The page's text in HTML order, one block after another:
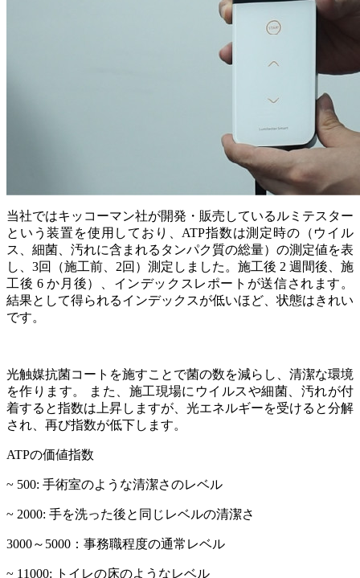
当社ではキッコーマン社が開発・販売しているルミテスター
という装置を使用しており、ATP指数は測定時の（ウイル
ス、細菌、汚れに含まれるタンパク質の総量）の測定値を表
し、3回（施工前、2回）測定しました。施工後 2 週間後、施
工後 6 か月後）、インデックスレポートが送信されます。
結果として得られるインデックスが低いほど、状態はきれい
です。
光触媒抗菌コートを施すことで菌の数を減らし、清潔な環境
を作ります。 また、施工現場にウイルスや細菌、汚れが付
着すると指数は上昇しますが、光エネルギーを受けると分解
され、再び指数が低下します。
ATPの価値指数
~ 500: 手術室のような清潔さのレベル
~ 2000: 手を洗った後と同じレベルの清潔さ
3000～5000：事務職程度の通常レベル
~ 11000: トイレの床のようなレベル